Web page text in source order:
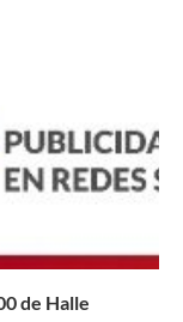
J30 de Llanos...